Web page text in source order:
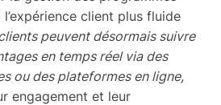
client plus fluide
peuvent désormais suivre
en temps réel via des
ou des plateformes en ligne,
engagement et leur